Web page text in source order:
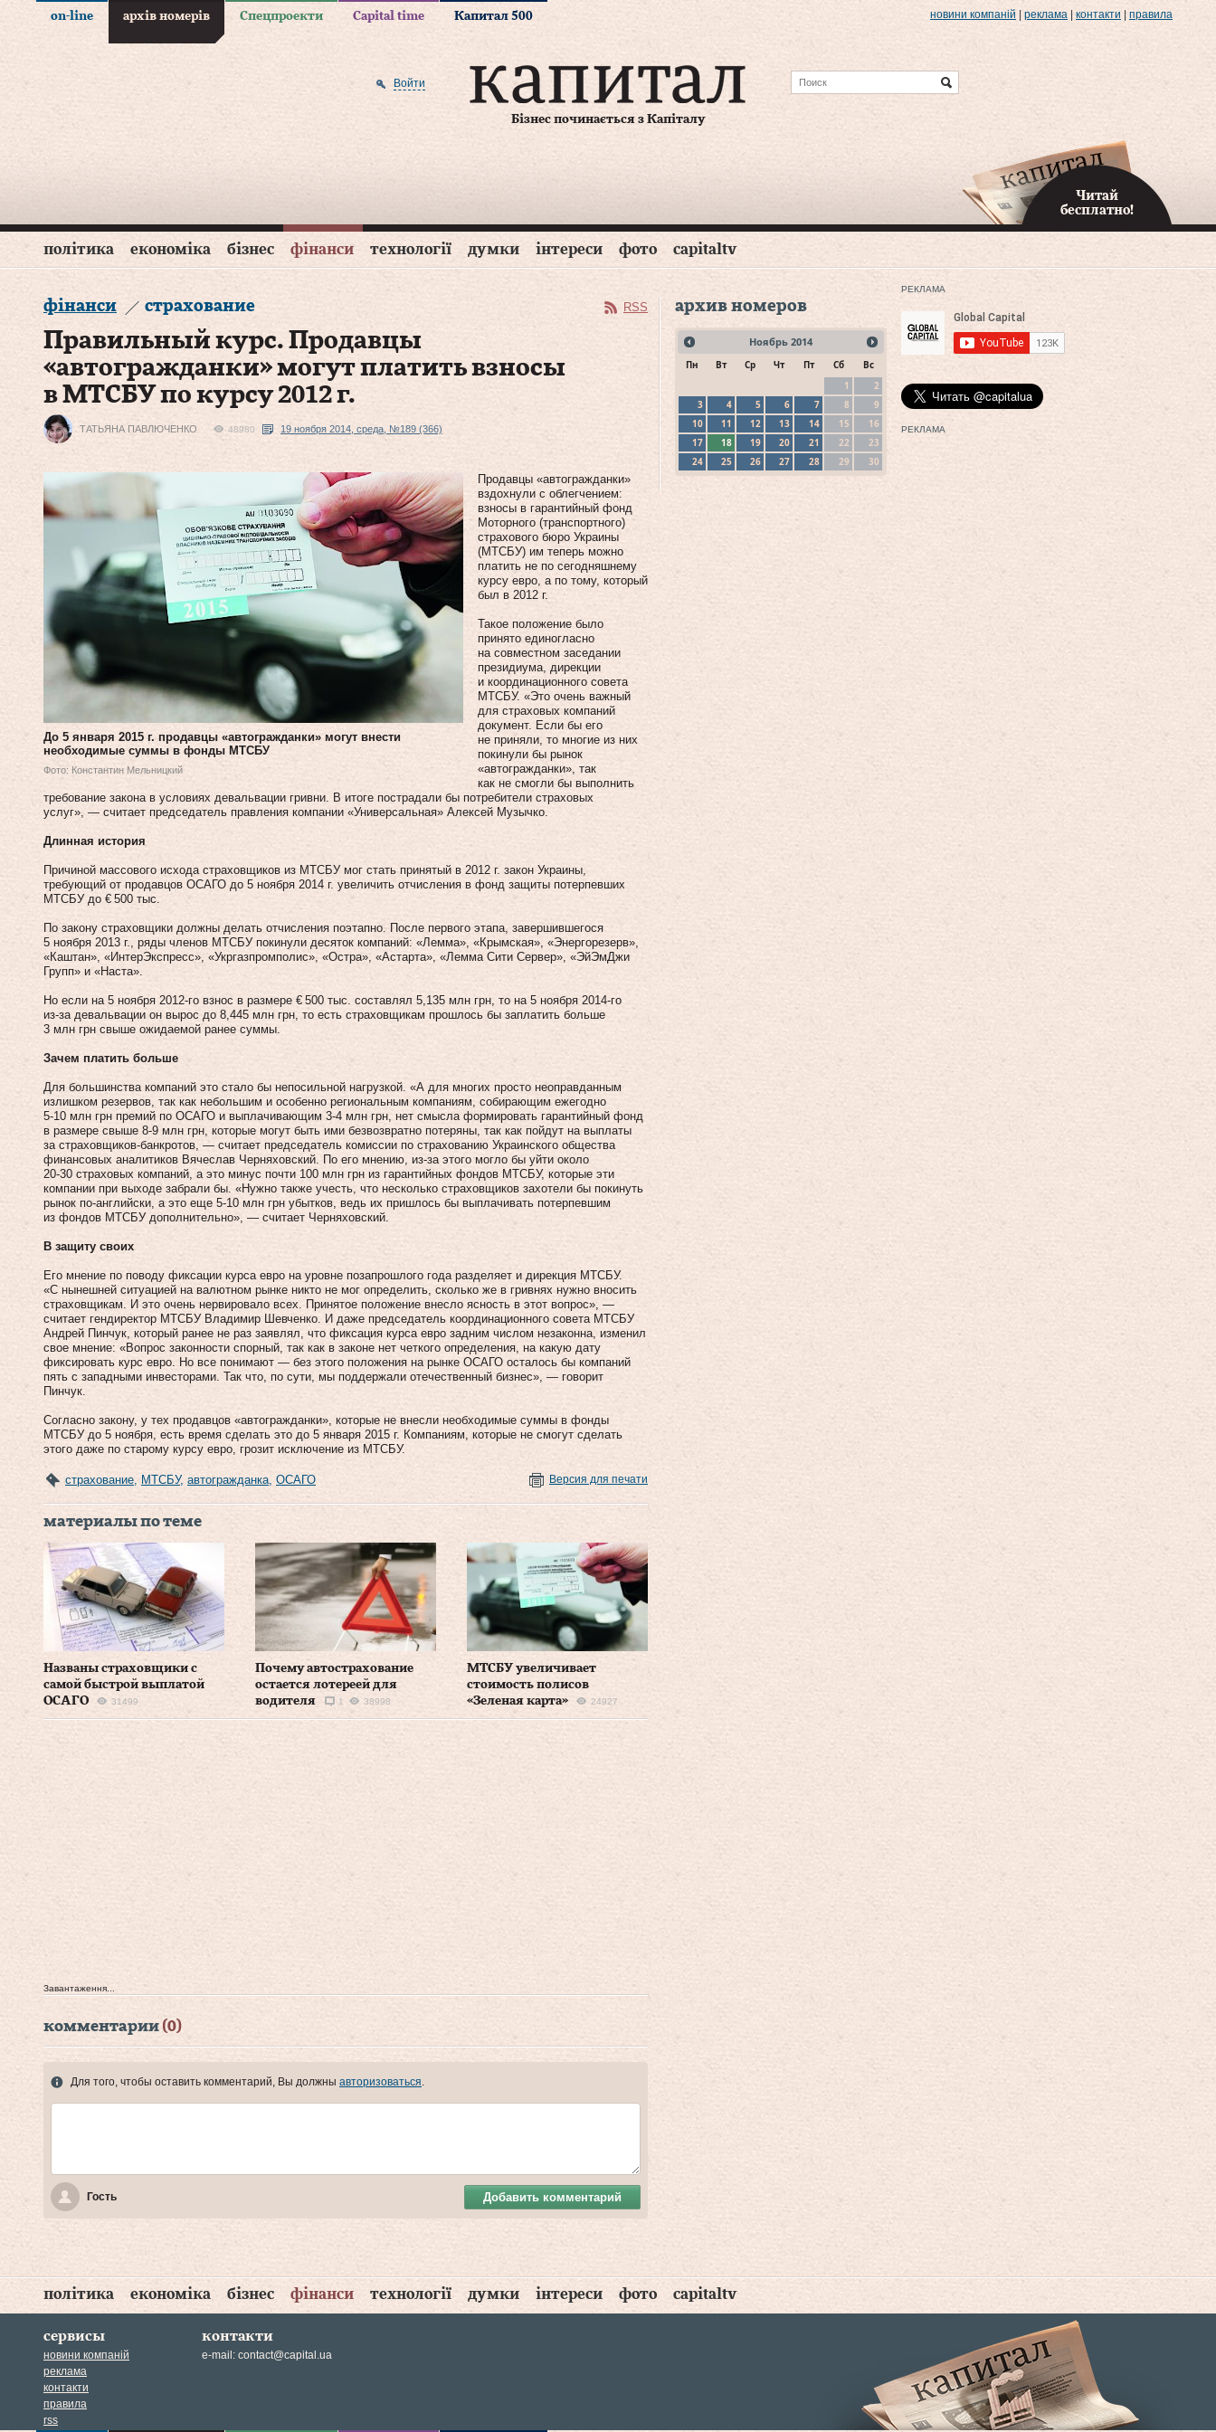
on-line архів номерів Спецпроекти Capital time Капитал 500 новини компаній реклама контакти правила
Бізнес починається з Капіталу
Войти
Читай
бесплатно!
політика економіка бізнес фінанси технології думки інтереси фото capitaltv
фінанси страхование RSS
Правильный курс. Продавцы
«автогражданки» могут платить взносы
в МТСБУ по курсу 2012 г.
ТАТЬЯНА ПАВЛЮЧЕНКО 48980 19 ноября 2014, среда, №189 (366)
До 5 января 2015 г. продавцы «автогражданки» могут внести
необходимые суммы в фонды МТСБУ
Фото: Константин Мельницкий
Продавцы «автогражданки»
вздохнули с облегчением:
взносы в гарантийный фонд
Моторного (транспортного)
страхового бюро Украины
(МТСБУ) им теперь можно
платить не по сегодняшнему
курсу евро, а по тому, который
был в 2012 г.
Такое положение было
принято единогласно
на совместном заседании
президиума, дирекции
и координационного совета
МТСБУ. «Это очень важный
для страховых компаний
документ. Если бы его
не приняли, то многие из них
покинули бы рынок
«автогражданки», так
как не смогли бы выполнить
требование закона в условиях девальвации гривни. В итоге пострадали бы потребители страховых
услуг», — считает председатель правления компании «Универсальная» Алексей Музычко.
Длинная история
Причиной массового исхода страховщиков из МТСБУ мог стать принятый в 2012 г. закон Украины,
требующий от продавцов ОСАГО до 5 ноября 2014 г. увеличить отчисления в фонд защиты потерпевших
МТСБУ до € 500 тыс.
По закону страховщики должны делать отчисления поэтапно. После первого этапа, завершившегося
5 ноября 2013 г., ряды членов МТСБУ покинули десяток компаний: «Лемма», «Крымская», «Энерго­­резерв»,
«Каштан», «ИнтерЭкспресс», «Укргаз­промполис», «Остра», «Астарта», «Лемма Сити Сервер», «ЭйЭмДжи
Групп» и «Наста».
Но если на 5 ноября 2012‑го взнос в размере € 500 тыс. составлял 5,135 млн грн, то на 5 ноября 2014‑го
из‑за девальвации он вырос до 8,445 млн грн, то есть страховщикам прошлось бы заплатить больше
3 млн грн свыше ожидаемой ранее суммы.
Зачем платить больше
Для большинства компаний это стало бы непосильной нагрузкой. «А для многих просто неоправданным
излишком резервов, так как небольшим и особенно региональным компаниям, собирающим ежегодно
5‑10 млн грн премий по ОСАГО и выплачивающим 3‑4 млн грн, нет смысла формировать гарантийный фонд
в размере свыше 8‑9 млн грн, которые могут быть ими безвозвратно потеряны, так как пойдут на выплаты
за страховщиков-банкротов, — считает председатель комиссии по страхованию Украинского общества
финансовых аналитиков Вячеслав Черняховский. По его мнению, из‑за этого могло бы уйти около
20‑30 страховых компаний, а это минус почти 100 млн грн из гарантийных фондов МТСБУ, которые эти
компании при выходе забрали бы. «Нужно также учесть, что несколько страховщиков захотели бы покинуть
рынок по‑английски, а это еще 5‑10 млн грн убытков, ведь их пришлось бы выплачивать потерпевшим
из фондов МТСБУ дополнительно», — считает Черняховский.
В защиту своих
Его мнение по поводу фиксации курса евро на уровне позапрошлого года разделяет и дирекция МТСБУ.
«С нынешней ситуацией на валютном рынке никто не мог определить, сколько же в гривнях нужно вносить
страховщикам. И это очень нервировало всех. Принятое положение внесло ясность в этот вопрос», —
считает гендиректор МТСБУ Владимир Шевченко. И даже председатель координационного совета МТСБУ
Андрей Пинчук, который ранее не раз заявлял, что фиксация курса евро задним числом незаконна, изменил
свое мнение: «Вопрос законности спорный, так как в законе нет четкого определения, на какую дату
фиксировать курс евро. Но все понимают — без этого положения на рынке ОСАГО осталось бы компаний
пять с западными инвесторами. Так что, по сути, мы поддержали отечественный бизнес», — говорит
Пинчук.
Согласно закону, у тех продавцов «автогражданки», которые не внесли необходимые суммы в фонды
МТСБУ до 5 ноября, есть время сделать это до 5 января 2015 г. Компаниям, которые не смогут сделать
этого даже по старому курсу евро, грозит исключение из МТСБУ.
страхование, МТСБУ, автогражданка, ОСАГО Версия для печати
материалы по теме
Названы страховщики с
самой быстрой выплатой
ОСАГО
31499
Почему автострахование
остается лотереей для
водителя
1 38998
МТСБУ увеличивает
стоимость полисов
«Зеленая карта»
24927
Завантаження...
комментарии (0)
Для того, чтобы оставить комментарий, Вы должны авторизоваться.
Гость Добавить комментарий
архив номеров
Ноябрь 2014
Пн Вт Ср Чт Пт Сб
Вс
1
2
3
4 5 6 7 8
9
10
11 12 13 14 15
16
17
18 19 20 21 22
23
24
25 26 27 28 29 30
РЕКЛАМА
РЕКЛАМА
політика економіка бізнес фінанси технології думки інтереси фото capitaltv
сервисы
новини компаній
реклама
контакти
правила
rss
контакти
e-mail: contact@capital.ua